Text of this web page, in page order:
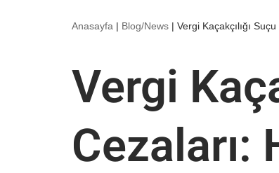
Anasayfa | Blog/News | Vergi Kaçakçılığı
Vergi
Cezaları: